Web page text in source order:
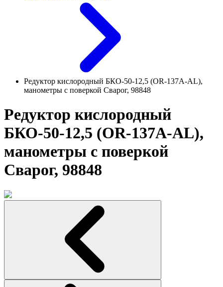
Редуктор кислородный БКО-50-12,5 (OR-137A-AL),
манометры с поверкой Сварог, 98848
Редуктор кислородный
БКО-50-12,5 (OR-137A-AL),
манометры с поверкой
Сварог, 98848